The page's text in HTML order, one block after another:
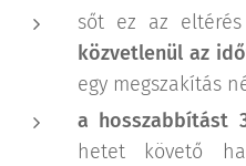
sőt ez az
közvetlenül az
egy megszakítás
a hosszabbítást
hetet követő